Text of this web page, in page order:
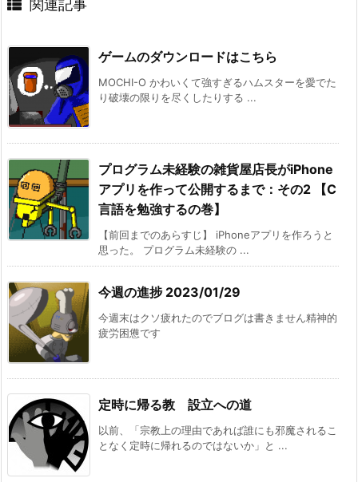
関連記事
ゲームのダウンロードはこちら
MOCHI-O かわいくて強すぎるハムスターを愛でた
り破壊の限りを尽くしたりする ...
プログラム未経験の雑貨屋店長がiPhone
アプリを作って公開するまで：その2 【C
言語を勉強するの巻】
【前回までのあらすじ】 iPhoneアプリを作ろうと
思った。 プログラム未経験の ...
今週の進捗 2023/01/29
今週末はクソ疲れたのでブログは書きません精神的
疲労困憊です
定時に帰る教 設立への道
以前、「宗教上の理由であれば誰にも邪魔されるこ
となく定時に帰れるのではないか」と ...